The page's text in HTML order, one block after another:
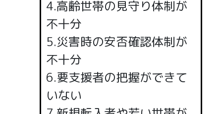
4.高齢世帯の見守り体制が
不十分
5.災害時の安否確認体制が
不十分
6.要支援者の把握ができて
いない